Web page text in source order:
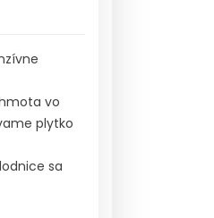
vo
plytko
sa